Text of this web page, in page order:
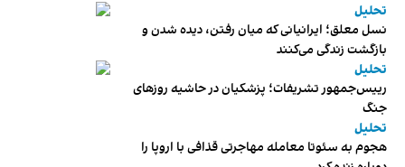
تحلیل
نسل معلق؛ ایرانیانی که میان رفتن، دیده شدن و
بازگشت زندگی می‌کنند
تحلیل
رییس‌جمهور تشریفات؛ پزشکیان در حاشیه روزهای
جنگ
تحلیل
هجوم به سئوتا معامله مهاجرتی قذافی با اروپا را